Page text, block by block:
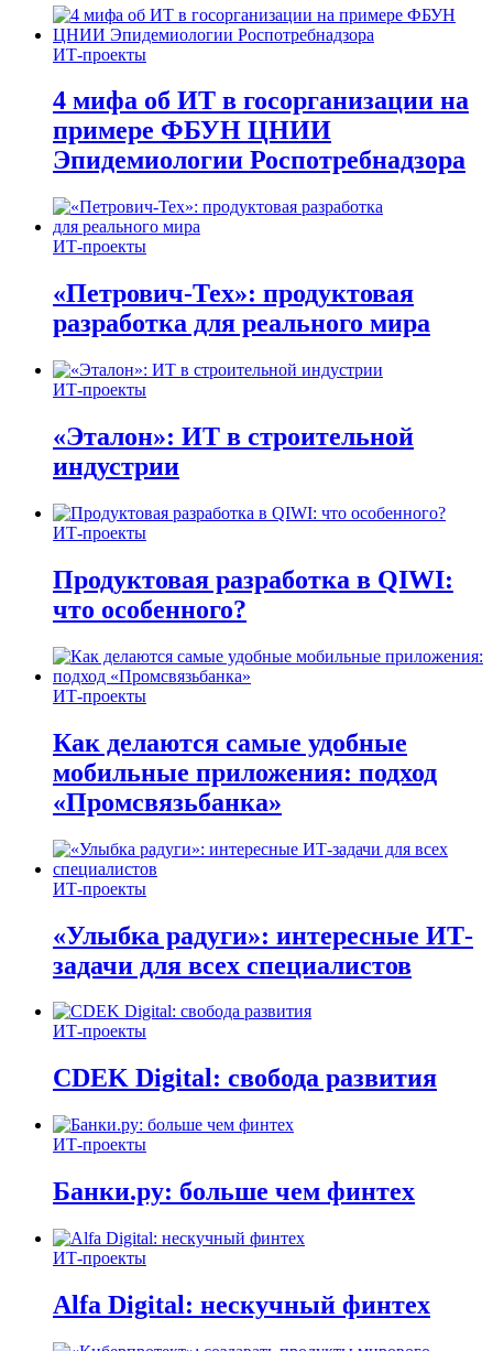
ИТ-проекты
4 мифа об ИТ в госорганизации на
примере ФБУН ЦНИИ
Эпидемиологии Роспотребнадзора
ИТ-проекты
«Петрович-Тех»: продуктовая
разработка для реального мира
ИТ-проекты
«Эталон»: ИТ в строительной
индустрии
ИТ-проекты
Продуктовая разработка в QIWI:
что особенного?
ИТ-проекты
Как делаются самые удобные
мобильные приложения: подход
«Промсвязьбанка»
ИТ-проекты
«Улыбка радуги»: интересные ИТ-
задачи для всех специалистов
ИТ-проекты
CDEK Digital: свобода развития
ИТ-проекты
Банки.ру: больше чем финтех
ИТ-проекты
Alfa Digital: нескучный финтех